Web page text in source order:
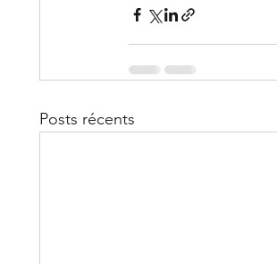
Posts récents